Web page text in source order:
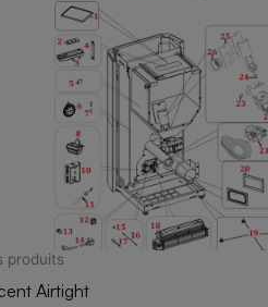
Bougies(11)
Bougie en métal avec raccord 1/2
Bougie en métal avec raccord 3/
Bougie en métal sans raccord(1)
Entretien et ramonage(10)
Accessoires pour poêle à bois
Matériel d'entretien(2)
produits
Airtight